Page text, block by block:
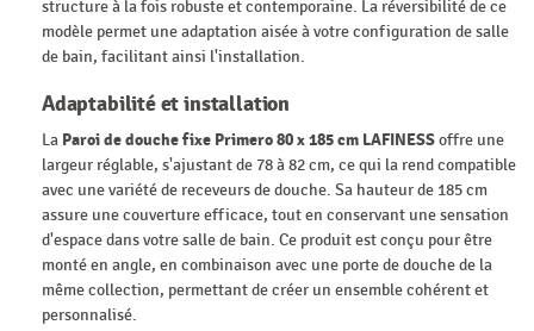
structure à la fois robuste et contemporaine. La réversibilité de ce
modèle permet une adaptation aisée à votre configuration de salle
de bain, facilitant ainsi l'installation.
Adaptabilité et installation
La Paroi de douche fixe Primero 80 x 185 cm LAFINESSoffre une
largeur réglable, s'ajustant de 78 à 82 cm, ce qui la rend compatible
avec une variété de receveurs de douche. Sa hauteur de 185 cm
assure une couverture efficace, tout en conservant une sensation
d'espace dans votre salle de bain. Ce produit est conçu pour être
monté en angle, en combinaison avec une porte de douche de la
même collection, permettant de créer un ensemble cohérent et
personnalisé.